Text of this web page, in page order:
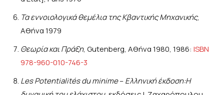
Τα εννοιολογικά θεμέλια της Κβαντικής Μηχανικής,
Αθήνα 1979
Θεωρία και Πράξη, Gutenberg, Αθήνα 1980, 1986: ISBN
978-960-010-746-3
Les Potentialités du minime–Ελληνική έκδοση:Η